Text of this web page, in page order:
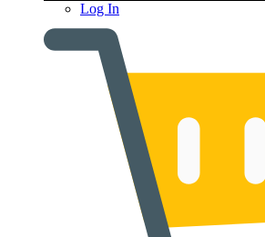
Log In